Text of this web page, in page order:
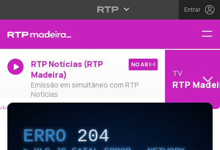
Entrar
RTP Notícias (RTP
Madeira)
Emissão em simultâneo com RTP
Notícias
NO AR
TV
RTP
ERRO204